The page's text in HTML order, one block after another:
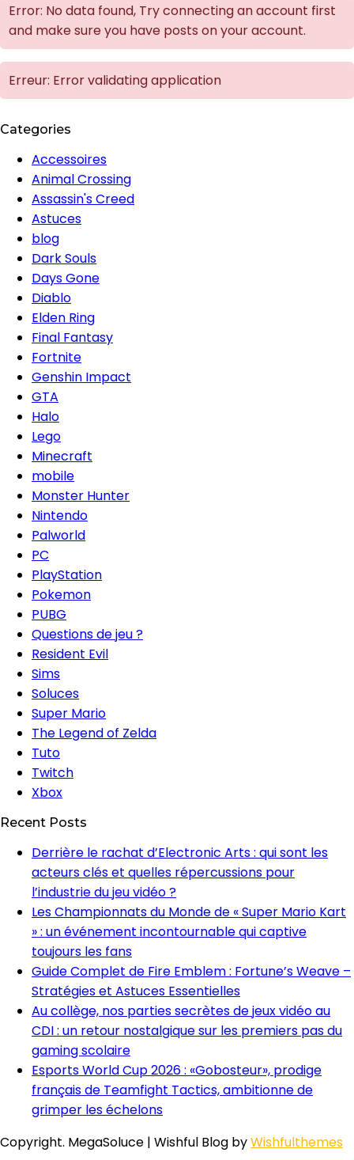
Error: No data found, Try connecting an account first
and make sure you have posts on your account.
Erreur: Error validating application
Categories
Accessoires
Animal Crossing
Assassin's Creed
Astuces
blog
Dark Souls
Days Gone
Diablo
Elden Ring
Final Fantasy
Fortnite
Genshin Impact
GTA
Halo
Lego
Minecraft
mobile
Monster Hunter
Nintendo
Palworld
PC
PlayStation
Pokemon
PUBG
Questions de jeu ?
Resident Evil
Sims
Soluces
Super Mario
The Legend of Zelda
Tuto
Twitch
Xbox
Recent Posts
Derrière le rachat d’Electronic Arts : qui sont les
acteurs clés et quelles répercussions pour
l’industrie du jeu vidéo ?
Les Championnats du Monde de « Super Mario Kart
» : un événement incontournable qui captive
toujours les fans
Guide Complet de Fire Emblem : Fortune’s Weave –
Stratégies et Astuces Essentielles
Au collège, nos parties secrètes de jeux vidéo au
CDI : un retour nostalgique sur les premiers pas du
gaming scolaire
Esports World Cup 2026 : «Gobosteur», prodige
français de Teamfight Tactics, ambitionne de
grimper les échelons
Copyright. MegaSoluce | Wishful Blog byWishfulthemes